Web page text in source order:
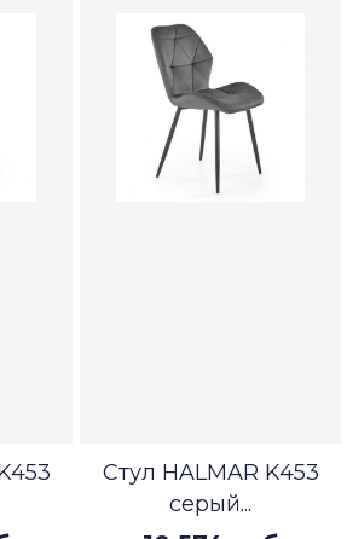
Стул HALMAR K453
серый...